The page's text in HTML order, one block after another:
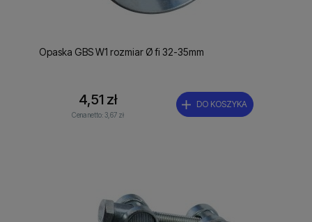
Opaska GBS W1 rozmiar Ø fi 32-35mm
4,51 zł
Cena netto:3,67 zł
DO KOSZYKA